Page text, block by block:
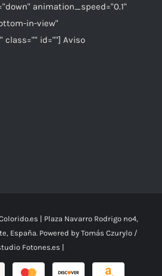
animation_speed="0.1"
in-view"
id=""] Aviso
| Plaza Navarro Rodrigo nº4,
España. Powered by Tomás Czurylo /
Fotones.es |